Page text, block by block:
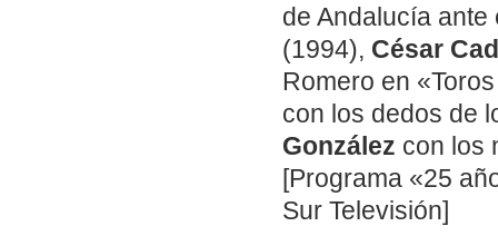
de Andalucía
(1994), César
Romero en
con los dedos de
González con los
[Programa «25
Sur Televisión]